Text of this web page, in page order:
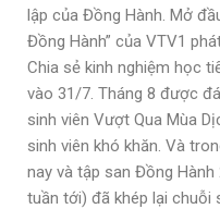
lập của Đồng Hành. Mở
Đồng Hành” của VTV1
Chia sẻ kinh nghiệm học
vào 31/7. Tháng 8 được
sinh viên Vượt Qua Mùa
sinh viên khó khăn. Và
nay và tập san Đồng
tuần tới) đã khép lại chuỗi